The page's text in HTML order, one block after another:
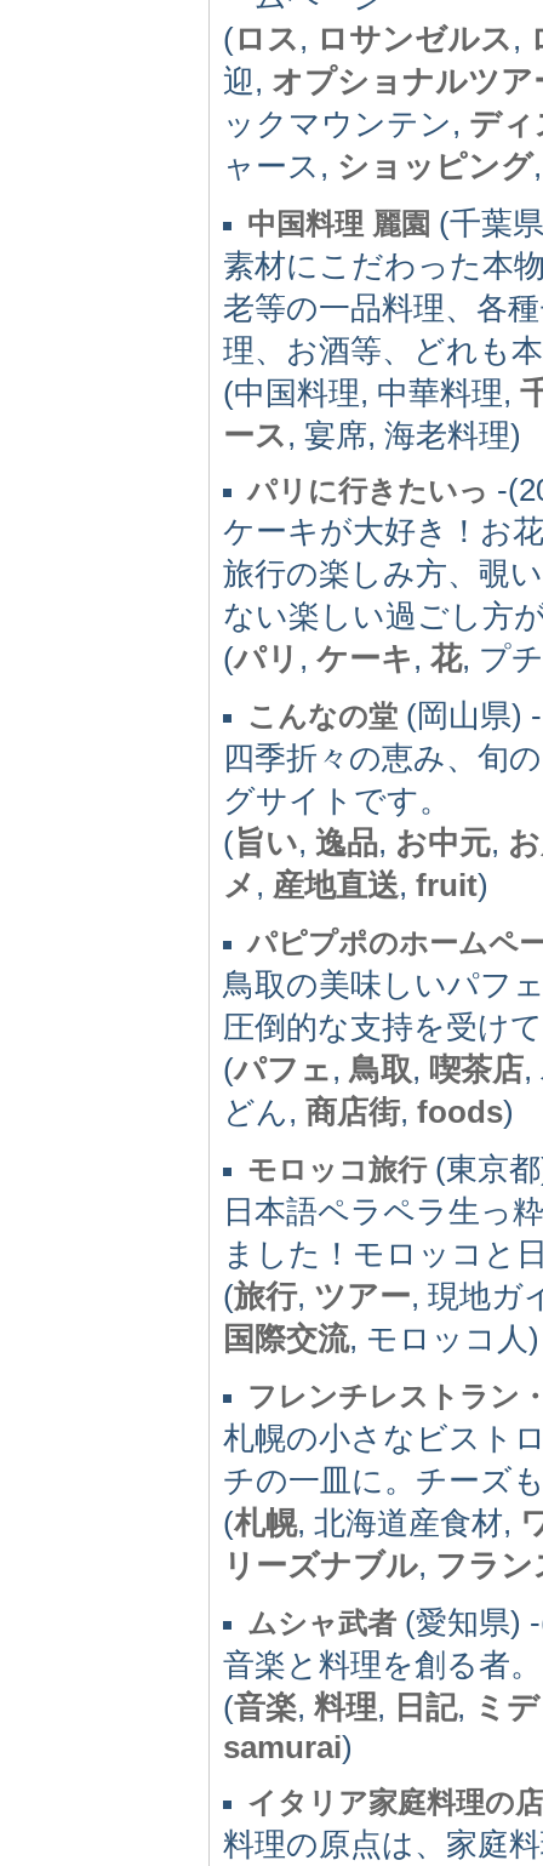
(ロス, ロサンゼルス,
迎, オプショナルツア
ックマウンテン, ディ
ャース, ショッピング
中国料理 麗園 (千葉
素材にこだわった本
老等の一品料理、各
理、お酒等、どれも
(中国料理, 中華料理,
ース, 宴席, 海老料理)
パリに行きたいっ -
ケーキが大好き！お
旅行の楽しみ方、覗
ない楽しい過ごし方
(パリ , ケーキ, 花, プ
こんなの堂 (岡山県)
四季折々の恵み、旬
グサイトです。
(旨い, 逸品, お中元,
メ , 産地直送, fruit)
パピプポのホームペ
鳥取の美味しいパフ
圧倒的な支持を受け
(パフェ, 鳥取, 喫茶店,
どん, 商店街, foods)
モロッコ旅行(東京
日本語ペラペラ生っ
ました！モロッコと
(旅行, ツアー, 現地ガ
国際交流, モロッコ人)
フレンチレストラン
札幌の小さなビスト
チの一皿に。チーズ
(札幌, 北海道産食材,
リーズナブル, フラン
ムシャ武者 (愛知県)
音楽と料理を創る者
(音楽, 料理, 日記, ミ
samurai)
イタリア家庭料理の
料理の原点は、家庭